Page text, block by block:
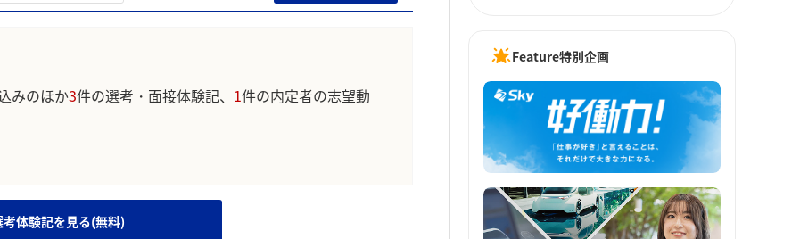
みのほか3件の選考・面接体験記、 1件の内定者の志望動
考体験記を見る(無料)
Feature特別企画